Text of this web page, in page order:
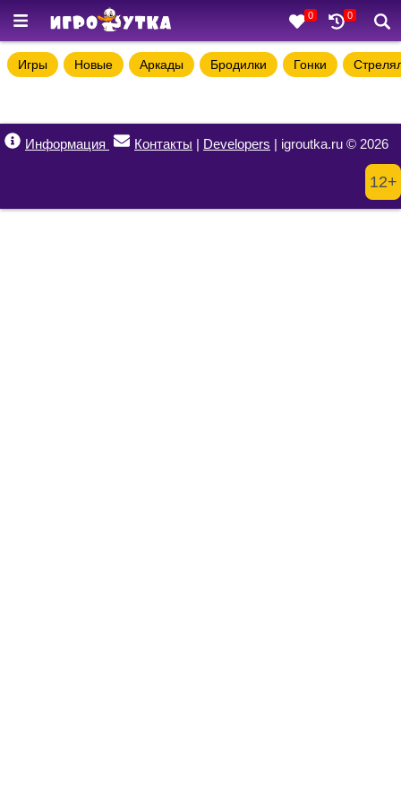
0 0
Игры Новые Аркады Бродилки Гонки
Информация Контакты | Developers | igroutka.ru © 2026
12+